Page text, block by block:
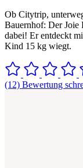
Ob Citytrip,
Bauernhof: Der Joie
dabei! Er entdeckt
Kind 15 kg wiegt.
(12) Bewertung